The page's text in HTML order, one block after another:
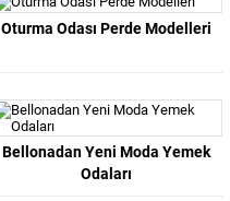
Oturma Odası Perde Modelleri
Bellonadan Yeni Moda Yemek
Odaları